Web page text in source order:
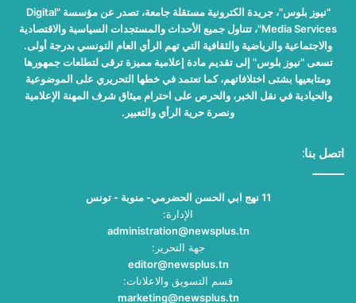
"نيوز بلوس"، جريدة الكترونية مستقلة جامعة، تصدر عن مؤسسة "Digital
Media Services"، تتناول جميع الأحداث والمستجدات السياسية والاقتصادية
والاجتماعية والرياضية والثقافية التي تهم الرأي العام التونسي بدرجة أولى.
تسعى "نيوز بلوس" إلى تقديم مادة إعلامية مميزة ترقى لتطلعات جمهورها
ومتابعيها بشتى اختلافاتهم، كما تعتمد في خطها التحريري على الموضوعية
والحيادية في نقل الخبر، والحرص على احترام ميثاق شرف المهنة الإعلامية
ونصرة حرية الرأي والتعبير.
اتصل بنا:
11 نهج ابي الحسن الحضرمي- منوبة - تونس
الإدارة:
administration@newsplus.tn
جهة التحرير:
editor@newsplus.tn
قسم التسويق والاعلانات:
marketing@newsplus.tn